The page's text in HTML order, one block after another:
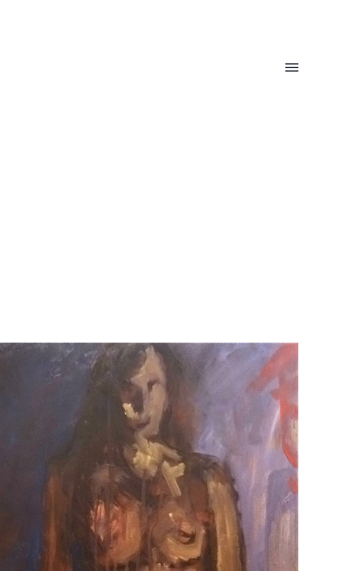
Wissel